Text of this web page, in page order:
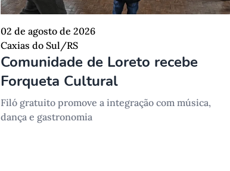
02 de agosto de 2026
Caxias do Sul/RS
Comunidade de Loreto recebe
Forqueta Cultural
Filó gratuito promove a integração com música,
dança e gastronomia